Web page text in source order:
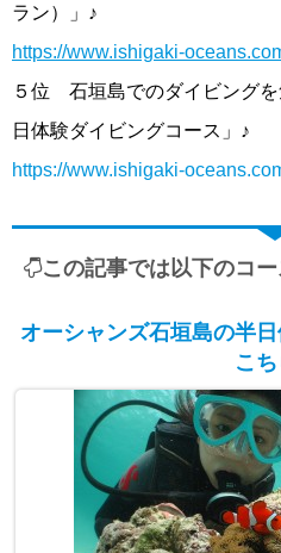
ラン）」♪
https://www.ishigaki-
５位 石垣島でのダイビング
日体験ダイビングコース」♪
https://www.ishigaki-
この記事では以下のコ
オーシャンズ石垣島の半
こち